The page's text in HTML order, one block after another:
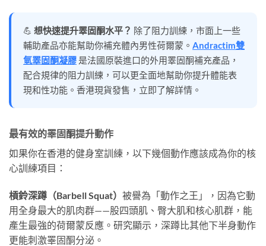
💪 想快速提升睪固酮水平？ 除了阻力訓練，市面上一些
輔助產品亦能幫助你補充體內男性荷爾蒙。 Andractim雙
氫睪固酮凝膠 是法國原裝進口的外用睪固酮補充產品，
配合規律的阻力訓練，可以更全面地幫助你提升體能表
現和性功能。香港現貨發售，立即了解詳情。
最有效的睪固酮提升動作
如果你在香港的健身室訓練，以下幾個動作應該成為你的核
心訓練項目：
槓鈴深蹲（Barbell Squat） 被譽為「動作之王」，因為它動
用全身最大的肌肉群——股四頭肌、臀大肌和核心肌群，能
產生最強的荷爾蒙反應。研究顯示，深蹲比其他下半身動作
更能刺激睪固酮分泌。